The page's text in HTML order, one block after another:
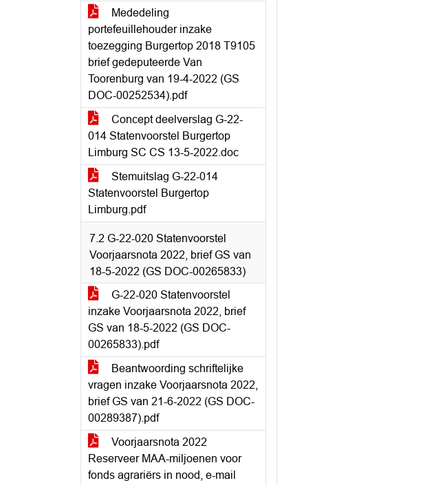
Mededeling
portefeuillehouder inzake
toezegging Burgertop 2018 T9105
brief gedeputeerde Van
Toorenburg van 19-4-2022 (GS
DOC-00252534).pdf
Concept deelverslag G-22-
014 Statenvoorstel Burgertop
Limburg SC CS 13-5-2022.doc
Stemuitslag G-22-014
Statenvoorstel Burgertop
Limburg.pdf
7.2 G-22-020 Statenvoorstel
Voorjaarsnota 2022, brief GS van
18-5-2022 (GS DOC-00265833)
G-22-020 Statenvoorstel
inzake Voorjaarsnota 2022, brief
GS van 18-5-2022 (GS DOC-
00265833).pdf
Beantwoording schriftelijke
vragen inzake Voorjaarsnota 2022,
brief GS van 21-6-2022 (GS DOC-
00289387).pdf
Voorjaarsnota 2022
Reserveer MAA-miljoenen voor
fonds agrariërs in nood, e-mail